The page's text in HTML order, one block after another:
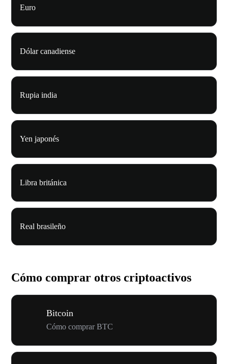
Euro
Dólar canadiense
Rupia india
Yen japonés
Libra británica
Real brasileño
Cómo comprar otros criptoactivos
Bitcoin
Cómo comprar BTC